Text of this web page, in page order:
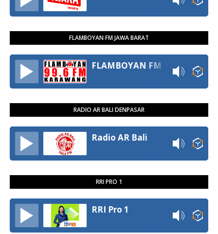
FLAMBOYAN FM JAWA BARAT
FLAMBOYAN FM
RADIO AR BALI DENPASAR
Radio AR Bali
RRI PRO 1
RRI Pro 1